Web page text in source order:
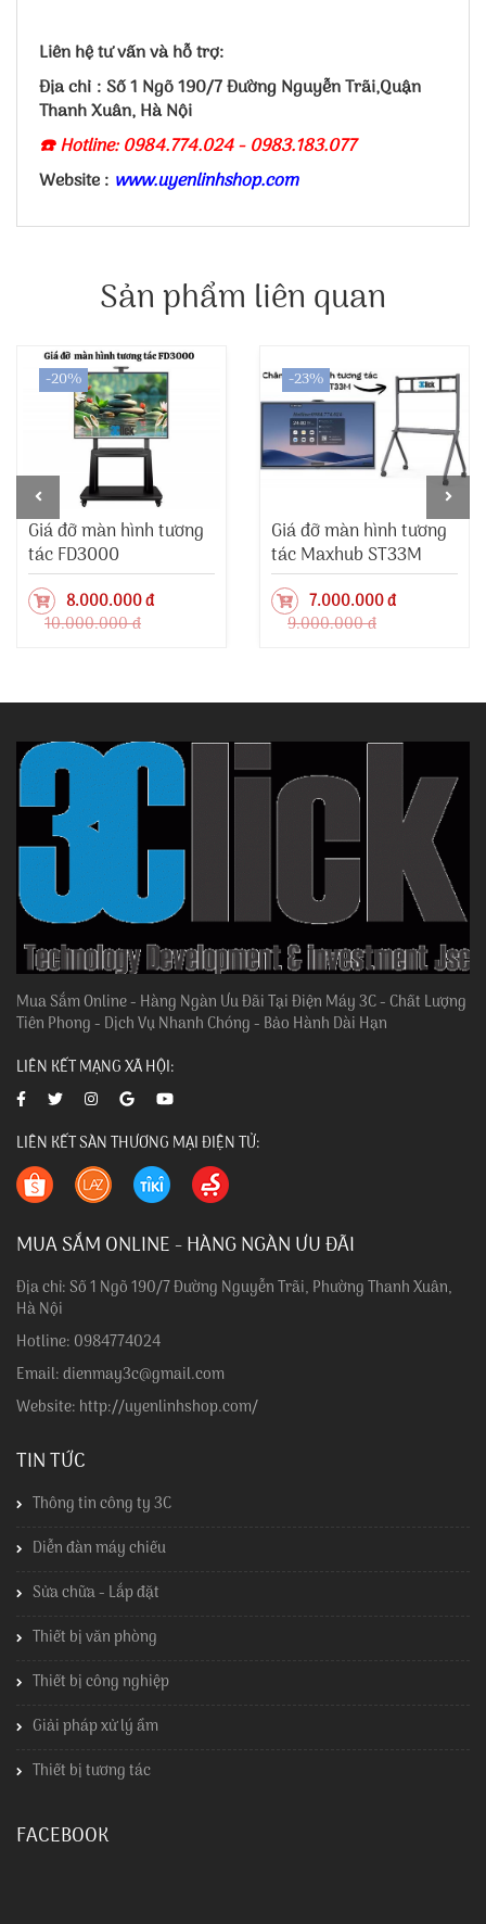
Liên hệ tư vấn và hỗ trợ:
Địa chỉ : Số 1 Ngõ 190/7 Đường Nguyễn Trãi,Quận
Thanh Xuân, Hà Nội
☎️ Hotline: 0984.774.024 - 0983.183.077
Website : www.uyenlinhshop.com
Sản phẩm liên quan
-20%
Giá đỡ màn hình tương
tác FD3000
8.000.000 đ
10.000.000 đ
-23%
Giá đỡ màn hình tương
tác Maxhub ST33M
7.000.000 đ
9.000.000 đ
Mua Sắm Online - Hàng Ngàn Ưu Đãi Tại Điện Máy 3C - Chất Lượng
Tiên Phong - Dịch Vụ Nhanh Chóng - Bảo Hành Dài Hạn
LIÊN KẾT MẠNG XÃ HỘI:
LIÊN KẾT SÀN THƯƠNG MẠI ĐIỆN TỬ:
MUA SẮM ONLINE - HÀNG NGÀN ƯU ĐÃI
Địa chỉ: Số 1 Ngõ 190/7 Đường Nguyễn Trãi, Phường Thanh Xuân,
Hà Nội
Hotline: 0984774024
Email: dienmay3c@gmail.com
Website: http://uyenlinhshop.com/
TIN TỨC
Thông tin công ty 3C
Diễn đàn máy chiếu
Sửa chữa - Lắp đặt
Thiết bị văn phòng
Thiết bị công nghiệp
Giải pháp xử lý ẩm
Thiết bị tương tác
FACEBOOK